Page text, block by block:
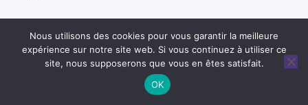
En novembre 1974, la ministre de la Santé,
Simone Veil, fait promulguer par une assemblée
– essentiellement masculine – la dépénalisation
de l’avortement ; elle fait voter une loi encore
restrictive qui accorde aux femmes la possibilité
Nous utilisons des cookies pour vous garantir la meilleure
expérience sur notre site web. Si vous continuez à utiliser ce
site, nous supposerons que vous en êtes satisfait.
OK